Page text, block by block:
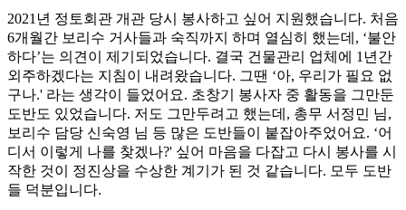
2021년 정토회관 개관 당시 봉사하고 싶어 지원했습니다. 처음
6개월간 보리수 거사들과 숙직까지 하며 열심히 했는데, ‘불안
하다’는 의견이 제기되었습니다. 결국 건물관리 업체에 1년간
외주하겠다는 지침이 내려왔습니다. 그땐 ‘아, 우리가 필요 없
구나.' 라는 생각이 들었어요. 초창기 봉사자 중 활동을 그만둔
도반도 있었습니다. 저도 그만두려고 했는데, 총무 서정민 님,
보리수 담당 신숙영 님 등 많은 도반들이 붙잡아주었어요. ‘어
디서 이렇게 나를 찾겠나?' 싶어 마음을 다잡고 다시 봉사를 시
작한 것이 정진상을 수상한 계기가 된 것 같습니다. 모두 도반
들 덕분입니다.